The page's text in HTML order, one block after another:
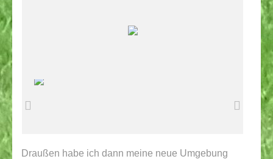
Draußen habe ich dann meine neue Umgebung